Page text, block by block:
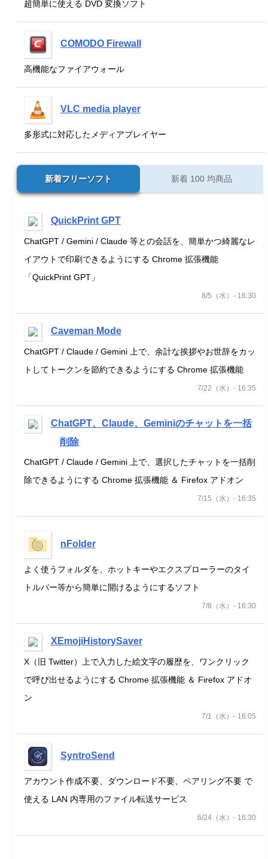
超簡単に使える DVD 変換ソフト
COMODO Firewall
高機能なファイアウォール
VLC media player
多形式に対応したメディアプレイヤー
新着フリーソフト 新着 100 均商品
QuickPrint GPT
ChatGPT / Gemini / Claude 等との会話を、簡単かつ綺麗なレ
イアウトで印刷できるようにする Chrome 拡張機能
「QuickPrint GPT」
8/5（水）- 16:30
Caveman Mode
ChatGPT / Claude / Gemini 上で、余計な挨拶やお世辞をカッ
トしてトークンを節約できるようにする Chrome 拡張機能
7/22（水）- 16:35
ChatGPT、Claude、Geminiのチャットを一括
削除
ChatGPT / Claude / Gemini 上で、選択したチャットを一括削
除できるようにする Chrome 拡張機能 ＆ Firefox アドオン
7/15（水）- 16:35
nFolder
よく使うフォルダを、ホットキーやエクスプローラーのタイ
トルバー等から簡単に開けるようにするソフト
7/8（水）- 16:30
XEmojiHistorySaver
X（旧 Twitter）上で入力した絵文字の履歴を、ワンクリック
で呼び出せるようにする Chrome 拡張機能 ＆ Firefox アドオ
ン
7/1（水）- 16:05
SyntroSend
アカウント作成不要、ダウンロード不要、ペアリング不要 で
使える LAN 内専用のファイル転送サービス
6/24（水）- 16:30